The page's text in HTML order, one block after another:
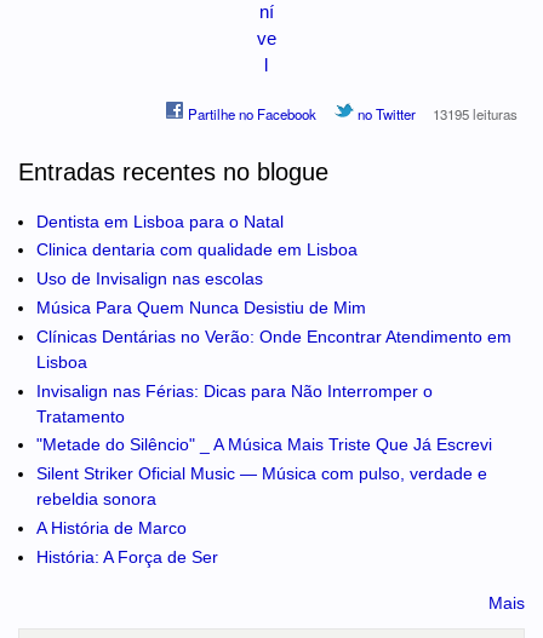
ní
ve
l
Partilhe no Facebook no Twitter 13195 leituras
Entradas recentes no blogue
Dentista em Lisboa para o Natal
Clinica dentaria com qualidade em Lisboa
Uso de Invisalign nas escolas
Música Para Quem Nunca Desistiu de Mim
Clínicas Dentárias no Verão: Onde Encontrar Atendimento em
Lisboa
Invisalign nas Férias: Dicas para Não Interromper o
Tratamento
"Metade do Silêncio" _ A Música Mais Triste Que Já Escrevi
Silent Striker Oficial Music — Música com pulso, verdade e
rebeldia sonora
A História de Marco
História: A Força de Ser
Mais